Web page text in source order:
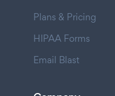
Plans & Pricing
HIPAA Forms
Email Blast